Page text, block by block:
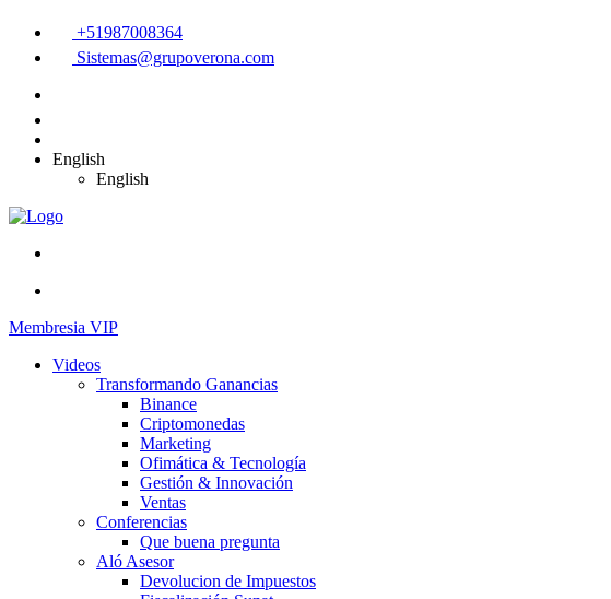
+51987008364
Sistemas@grupoverona.com
English
English
Membresia VIP
Videos
Transformando Ganancias
Binance
Criptomonedas
Marketing
Ofimática & Tecnología
Gestión & Innovación
Ventas
Conferencias
Que buena pregunta
Aló Asesor
Devolucion de Impuestos